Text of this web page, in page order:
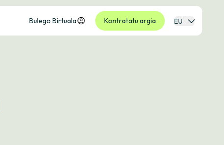
Bulego Birtuala Kontratatu argia EU